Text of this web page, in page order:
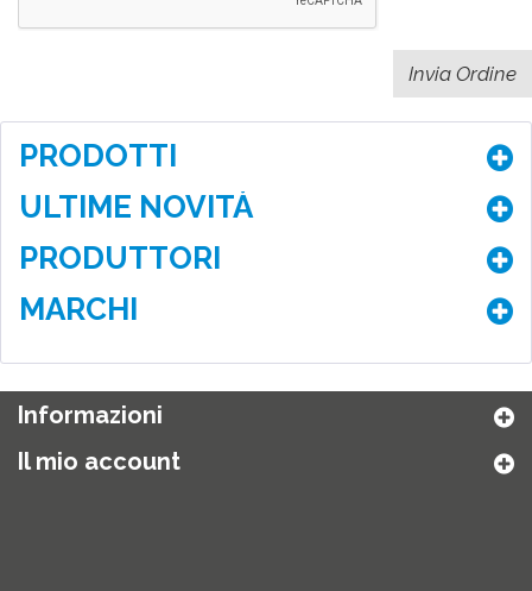
PRODOTTI
ULTIME NOVITÀ
PRODUTTORI
MARCHI
Informazioni
Il mio account